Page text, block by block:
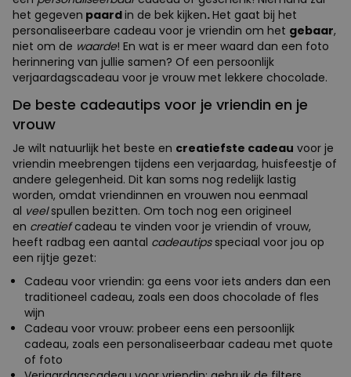
het gegeven paardin de bek kijken.Het gaat bij het
personaliseerbare cadeau voor je vriendin om het gebaar,
niet om de waarde! En wat is er meer waard dan een foto
herinnering van jullie samen? Of een persoonlijk
verjaardagscadeau voor je vrouw met lekkere chocolade.
De beste cadeautips voor je vriendin en je
vrouw
Je wilt natuurlijk het beste en creatiefste cadeau voor je
vriendin meebrengen tijdens een verjaardag, huisfeestje of
andere gelegenheid. Dit kan soms nog redelijk lastig
worden, omdat vriendinnen en vrouwen nou eenmaal
al veelspullen bezitten. Om toch nog een origineel
en creatiefcadeau te vinden voor je vriendin of vrouw,
heeft radbag een aantal cadeautipsspeciaal voor jou op
een rijtje gezet:
Cadeau voor vriendin: ga eens voor iets anders dan een
traditioneel cadeau, zoals een doos chocolade of fles
wijn
Cadeau voor vrouw: probeer eens een persoonlijk
cadeau, zoals een personaliseerbaar cadeau met quote
of foto